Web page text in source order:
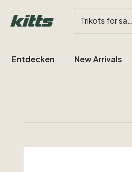
Trikots for sale
Entdecken New Arrivals